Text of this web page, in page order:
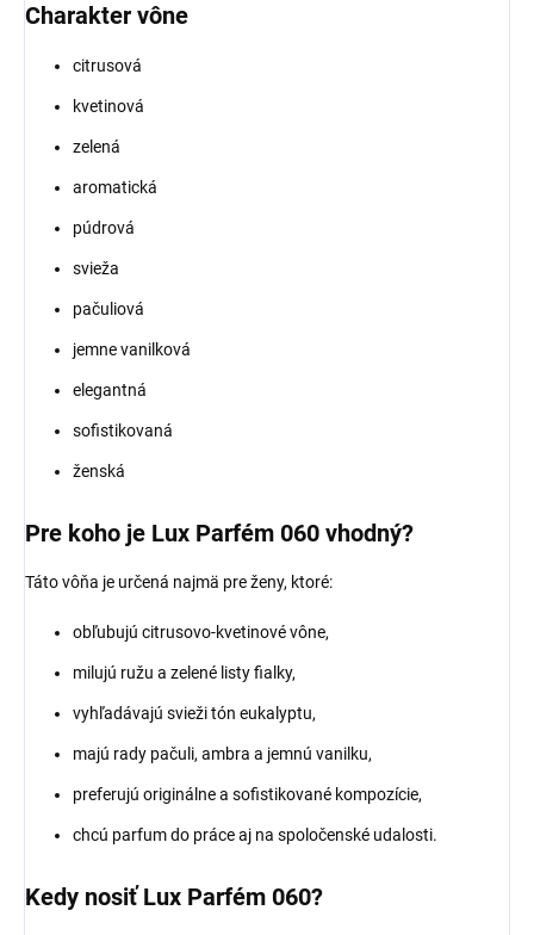
Charakter vône
citrusová
kvetinová
zelená
aromatická
púdrová
svieža
pačuliová
jemne vanilková
elegantná
sofistikovaná
ženská
Pre koho je Lux Parfém 060 vhodný?
Táto vôňa je určená najmä pre ženy, ktoré:
obľubujú citrusovo-kvetinové vône,
milujú ružu a zelené listy fialky,
vyhľadávajú svieži tón eukalyptu,
majú rady pačuli, ambra a jemnú vanilku,
preferujú originálne a sofistikované kompozície,
chcú parfum do práce aj na spoločenské udalosti.
Kedy nosiť Lux Parfém 060?